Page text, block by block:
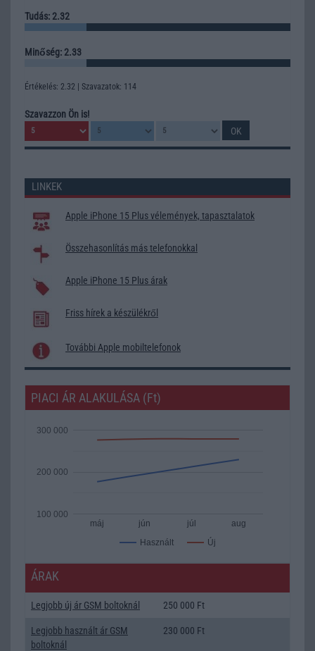
Tudás: 2.32
Minőség: 2.33
Értékelés: 2.32 | Szavazatok: 114
Szavazzon Ön is!
LINKEK
Apple iPhone 15 Plus vélemények, tapasztalatok
Összehasonlítás más telefonokkal
Apple iPhone 15 Plus árak
Friss hírek a készülékről
További Apple mobiltelefonok
PIACI ÁR ALAKULÁSA (Ft)
Használt Új
máj jún júl aug
100 000
200 000
300 000
ÁRAK
Legjobb új ár GSM boltoknál 250 000 Ft
Legjobb használt ár GSM
boltoknál
230 000 Ft